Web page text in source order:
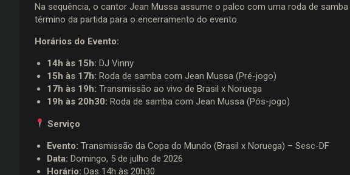
Na sequência, o cantor Jean Mussa assume o palco com uma roda de
término da partida para o encerramento do evento.
Horários do Evento:
14h às 15h: DJ Vinny
15h às 17h: Roda de samba com Jean Mussa (Pré-jogo)
17h às 19h: Transmissão ao vivo de Brasil x Noruega
19h às 20h30: Roda de samba com Jean Mussa (Pós-jogo)
Serviço
Evento: Transmissão da Copa do Mundo (Brasil x Noruega) – Sesc-DF
Data: Domingo, 5 de julho de 2026
Horário: Das 14h às 20h30